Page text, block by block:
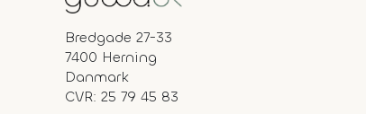
Bredgade 27-33
7400 Herning
Danmark
CVR: 25 79 45 83